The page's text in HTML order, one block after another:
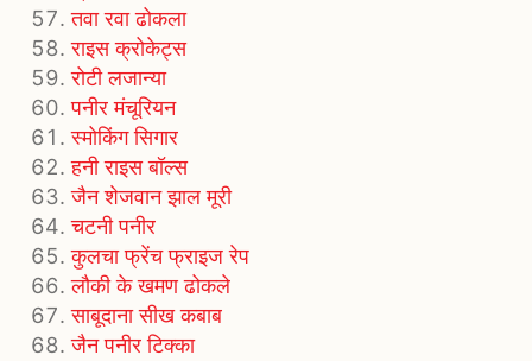
तवा रवा ढोकला
राइस क्रोकेट्स
रोटी लजान्या
पनीर मंचूरियन
स्मोकिंग सिगार
हनी राइस बॉल्स
जैन शेजवान झाल मूरी
चटनी पनीर
कुलचा फ्रेंच फ्राइज रेप
लौकी के खमण ढोकले
साबूदाना सीख कबाब
जैन पनीर टिक्का